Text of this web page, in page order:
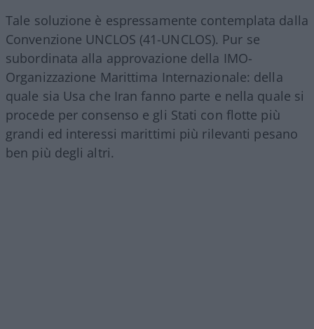
Tale soluzione è espressamente contemplata dalla
Convenzione UNCLOS (41-UNCLOS). Pur se
subordinata alla approvazione della IMO-
Organizzazione Marittima Internazionale: della
quale sia Usa che Iran fanno parte e nella quale si
procede per consenso e gli Stati con flotte più
grandi ed interessi marittimi più rilevanti pesano
ben più degli altri.